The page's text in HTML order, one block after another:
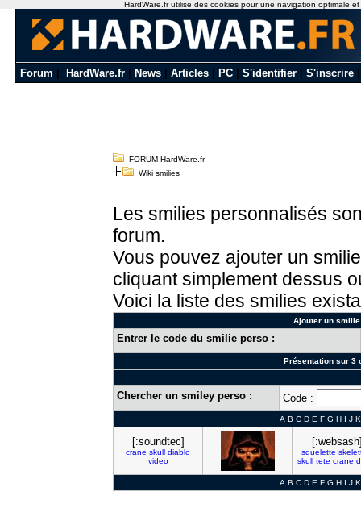
Forum HardWare.fr News Articles PC S'identifier S'inscrire
FORUM HardWare.fr
Wiki smilies
Les smilies personnalisés
forum.
Vous pouvez ajouter un
cliquant simplement dessus
Voici la liste des smilies
Ajouter un
Entrer le code du smilie perso :
Présentation sur 3
Chercher un smiley perso : Code :
A B C D E F G H I J K
[:soundtec]
crane skull diablo
video
squelette
skull tete crane
A B C D E F G H I J K
HardWare.fr utilise des cookies pour une navigation optimale